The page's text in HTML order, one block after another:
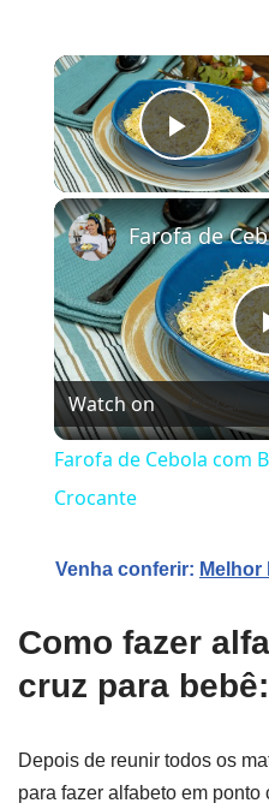
Play
Watch on
Farofa de Cebola com
Crocante
Venha conferir: Melhor
Como fazer
cruz para
Depois de reunir todos os
para fazer alfabeto em ponto